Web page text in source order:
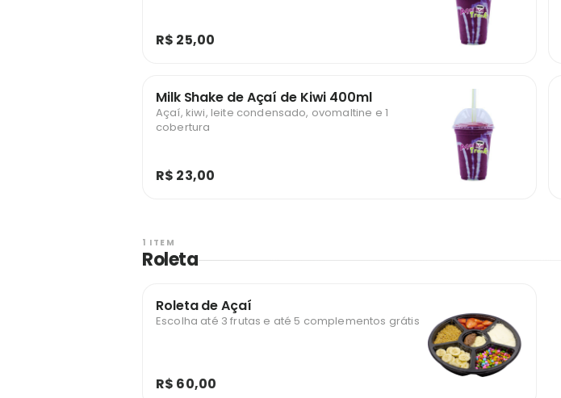
R$ 25,00
Milk Shake de Açaí de Kiwi 400ml
Açaí, kiwi, leite condensado, ovomaltine e 1
cobertura
R$ 23,00
1 ITEM
Roleta
Roleta de Açaí
Escolha até 3 frutas e até 5 complementos grátis
R$ 60,00